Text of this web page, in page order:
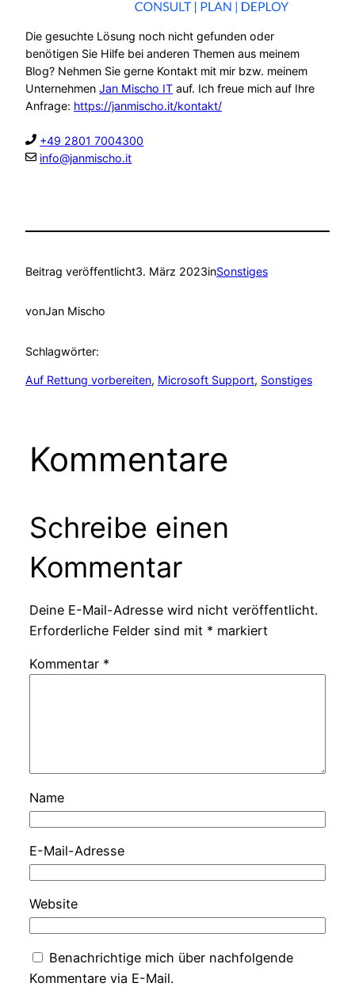
Die gesuchte Lösung noch nicht gefunden oder
benötigen Sie Hilfe bei anderen Themen aus meinem
Blog? Nehmen Sie gerne Kontakt mit mir bzw. meinem
Unternehmen Jan Mischo IT auf. Ich freue mich auf Ihre
Anfrage: https://janmischo.it/kontakt/
+49 2801 7004300
info@janmischo.it
Beitrag veröffentlicht3. März 2023inSonstiges
vonJan Mischo
Schlagwörter:
Auf Rettung vorbereiten, Microsoft Support, Sonstiges
Kommentare
Schreibe einen
Kommentar
Deine E-Mail-Adresse wird nicht veröffentlicht.
Erforderliche Felder sind mit * markiert
Kommentar *
Name
E-Mail-Adresse
Website
Benachrichtige mich über nachfolgende
Kommentare via E-Mail.